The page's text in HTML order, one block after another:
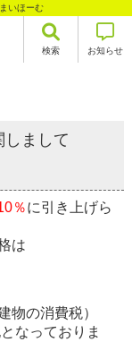
いほーむ
検索 お知らせ
しまして
％に引き上げら
は
物の消費税）
なっておりま